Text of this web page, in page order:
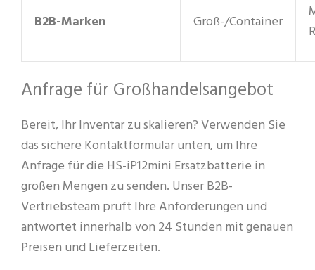
B2B-Marken Groß-/Container
Anfrage für Großhandelsangebot
Bereit, Ihr Inventar zu skalieren? Verwenden Sie
das sichere Kontaktformular unten, um Ihre
Anfrage für die HS-iP12mini Ersatzbatterie in
großen Mengen zu senden. Unser B2B-
Vertriebsteam prüft Ihre Anforderungen und
antwortet innerhalb von 24 Stunden mit genauen
Preisen und Lieferzeiten.